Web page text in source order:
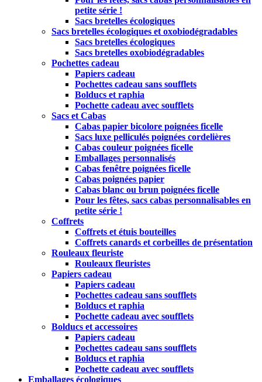
petite série !
Sacs bretelles écologiques
Sacs bretelles écologiques et oxobiodégradables
Sacs bretelles écologiques
Sacs bretelles oxobiodégradables
Pochettes cadeau
Papiers cadeau
Pochettes cadeau sans soufflets
Bolducs et raphia
Pochette cadeau avec soufflets
Sacs et Cabas
Cabas papier bicolore poignées ficelle
Sacs luxe pelliculés poignées cordelières
Cabas couleur poignées ficelle
Emballages personnalisés
Cabas fenêtre poignées ficelle
Cabas poignées papier
Cabas blanc ou brun poignées ficelle
Pour les fêtes, sacs cabas personnalisables en
petite série !
Coffrets
Coffrets et étuis bouteilles
Coffrets canards et corbeilles de présentation
Rouleaux fleuriste
Rouleaux fleuristes
Papiers cadeau
Papiers cadeau
Pochettes cadeau sans soufflets
Bolducs et raphia
Pochette cadeau avec soufflets
Bolducs et accessoires
Papiers cadeau
Pochettes cadeau sans soufflets
Bolducs et raphia
Pochette cadeau avec soufflets
Emballages écologiques